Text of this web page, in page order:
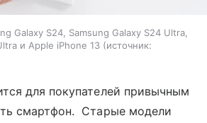
Galaxy S24, Samsung Galaxy S24 Ultra,
и Apple iPhone 13
источник:
для покупателей привычным
смартфон. Старые модели